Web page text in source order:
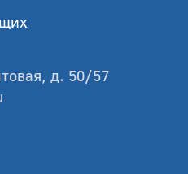
д. 50/57